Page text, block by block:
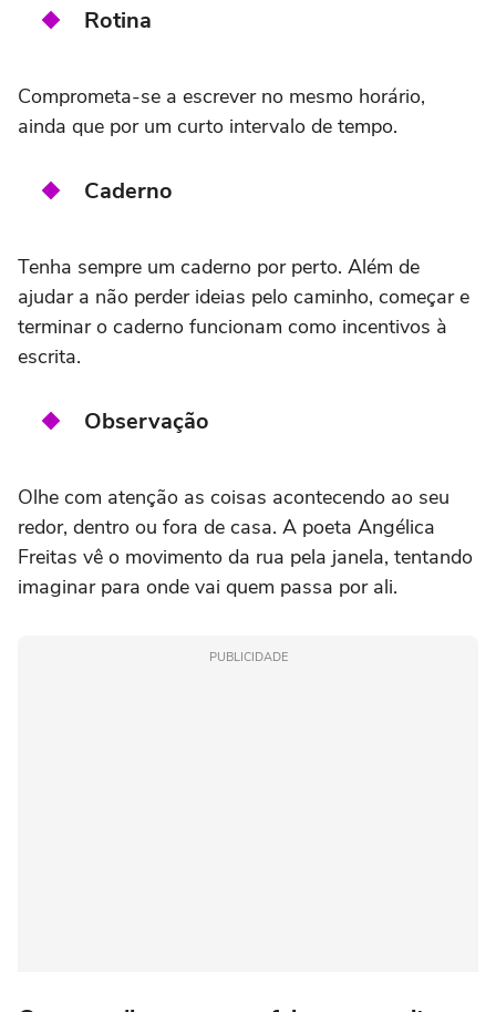
Rotina
Comprometa-se a escrever no mesmo horário,
ainda que por um curto intervalo de tempo.
Caderno
Tenha sempre um caderno por perto. Além de
ajudar a não perder ideias pelo caminho, começar e
terminar o caderno funcionam como incentivos à
escrita.
Observação
Olhe com atenção as coisas acontecendo ao seu
redor, dentro ou fora de casa. A poeta Angélica
Freitas vê o movimento da rua pela janela, tentando
imaginar para onde vai quem passa por ali.
PUBLICIDADE